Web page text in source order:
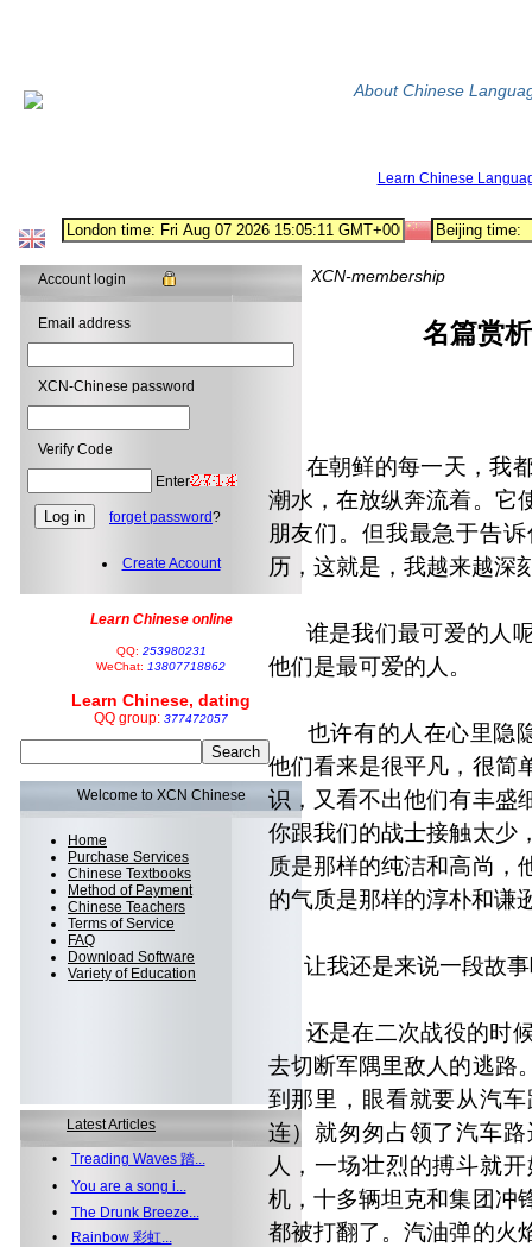
About Chinese
Learn Chinese
Account login
Email address
XCN-Chinese password
Verify Code
Enter
forget password?
Create Account
Learn Chinese online
QQ: 253980231
WeChat: 13807718862
Learn Chinese, dating
QQ group: 377472057
Welcome to XCN Chinese
Home
Purchase Services
Chinese Textbooks
Method of Payment
Chinese Teachers
Terms of Service
FAQ
Download Software
Variety of Education
Latest Articles
• Treading Waves 踏...
• You are a song i...
• The Drunk Breeze...
•
Rainbow 彩虹...
XCN-membership
名篇赏
在朝鲜的每一天，我都
潮水，在放纵奔流着。它
朋友们。但我最急于告
历，这就是，我越来越深
谁是我们最可爱的人呢
他们是最可爱的人。
也许有的人在心里隐隐
他们看来是很平凡，很简
识，又看不出他们有丰盛
你跟我们的战士接触太少
质是那样的纯洁和高尚，
的气质是那样的淳朴和谦
让我还是来说一段故事
还是在二次战役的时候
去切断军隅里敌人的逃路
到那里，眼看就要从汽
连）就匆匆占领了汽车
人，一场壮烈的搏斗就
机，十多辆坦克和集团冲
都被打翻了。汽油弹的火